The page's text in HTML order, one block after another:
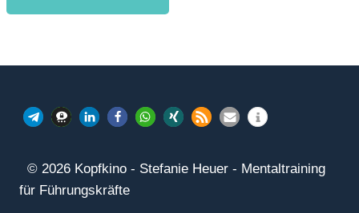
© 2026 Kopfkino - Stefanie Heuer - Mentaltraining
für Führungskräfte